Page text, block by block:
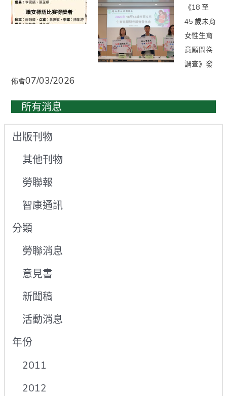
《18 至
45 歲未育
女性生育
意願問卷
調查》發
佈會07/03/2026
所有消息
出版刊物
其他刊物
勞聯報
智康通訊
分類
勞聯消息
意見書
新聞稿
活動消息
年份
2011
2012